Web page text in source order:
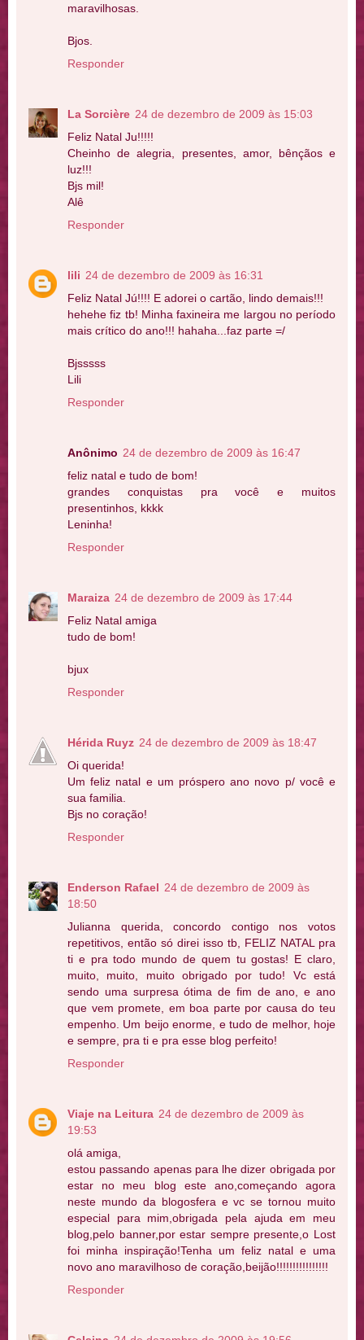
maravilhosas.
Bjos.
Responder
La Sorcière 24 de dezembro de 2009 às 15:03
Feliz Natal Ju!!!!!
Cheinho de alegria, presentes, amor, bênçãos e
luz!!!
Bjs mil!
Alê
Responder
lili 24 de dezembro de 2009 às 16:31
Feliz Natal Jú!!!! E adorei o cartão, lindo demais!!!
hehehe fiz tb! Minha faxineira me largou no período
mais crítico do ano!!! hahaha...faz parte =/
Bjsssss
Lili
Responder
Anônimo 24 de dezembro de 2009 às 16:47
feliz natal e tudo de bom!
grandes conquistas pra você e muitos
presentinhos, kkkk
Leninha!
Responder
Maraiza 24 de dezembro de 2009 às 17:44
Feliz Natal amiga
tudo de bom!
bjux
Responder
Hérida Ruyz 24 de dezembro de 2009 às 18:47
Oi querida!
Um feliz natal e um próspero ano novo p/ você e
sua familia.
Bjs no coração!
Responder
Enderson Rafael 24 de dezembro de 2009 às
18:50
Julianna querida, concordo contigo nos votos
repetitivos, então só direi isso tb, FELIZ NATAL pra
ti e pra todo mundo de quem tu gostas! E claro,
muito, muito, muito obrigado por tudo! Vc está
sendo uma surpresa ótima de fim de ano, e ano
que vem promete, em boa parte por causa do teu
empenho. Um beijo enorme, e tudo de melhor, hoje
e sempre, pra ti e pra esse blog perfeito!
Responder
Viaje na Leitura 24 de dezembro de 2009 às
19:53
olá amiga,
estou passando apenas para lhe dizer obrigada por
estar no meu blog este ano,começando agora
neste mundo da blogosfera e vc se tornou muito
especial para mim,obrigada pela ajuda em meu
blog,pelo banner,por estar sempre presente,o Lost
foi minha inspiração!Tenha um feliz natal e uma
novo ano maravilhoso de coração,beijão!!!!!!!!!!!!!!!!
Responder